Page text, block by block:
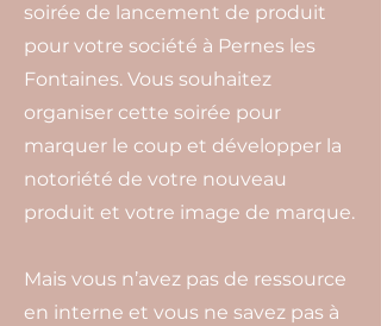
soirée de lancement de produit
pour votre société à Pernes les
Fontaines. Vous souhaitez
organiser cette soirée pour
marquer le coup et développer la
notoriété de votre nouveau
produit et votre image de marque.
Mais vous n’avez pas de ressource
en interne et vous ne savez pas à